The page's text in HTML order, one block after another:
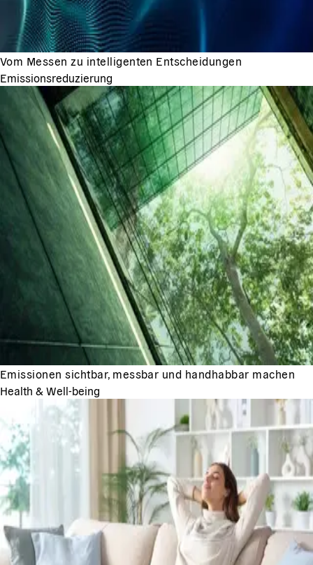
Vom Messen zu intelligenten Entscheidungen
Emissionsreduzierung
Emissionen sichtbar, messbar und handhabbar machen
Health & Well-being